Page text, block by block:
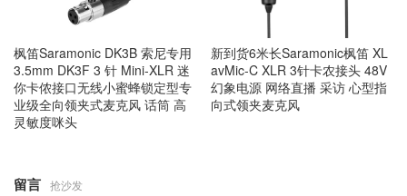
枫笛Saramonic DK3B 索尼专用
3.5mm DK3F 3 针 Mini-XLR 迷
你卡侬接口无线小蜜蜂锁定型专
业级全向领夹式麦克风 话筒 高
灵敏度咪头
新到货6米长Saramonic枫笛 XL
avMic-C XLR 3针卡农接头 48V
幻象电源 网络直播 采访 心型指
向式领夹麦克风
留言 抢沙发